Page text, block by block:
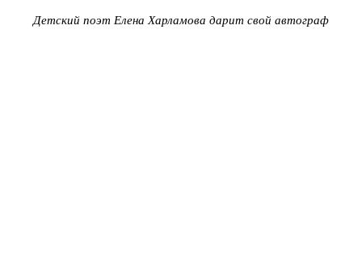
Детский поэт Елена Харламова дарит свой автограф